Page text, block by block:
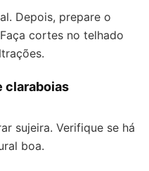
Depois, prepare o
cortes no telhado
claraboias
sujeira. Verifique se há
boa.